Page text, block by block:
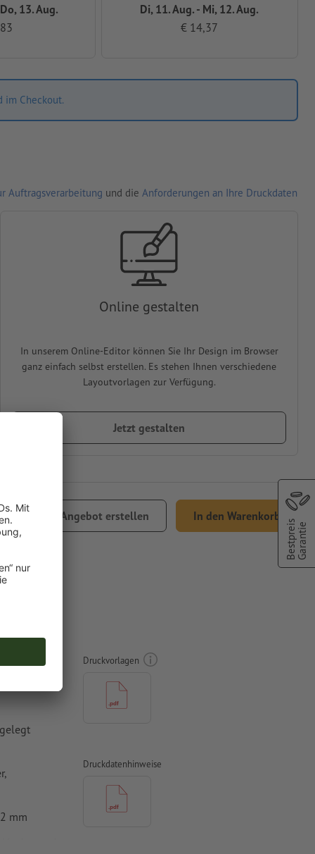
13. Aug.
Di, 11. Aug. - Mi, 12. Aug.
€ 14,37
im Checkout.
Auftragsverarbeitung und die Anforderungen an Ihre Druckdaten
Online gestalten
In unserem Online-Editor können Sie Ihr Design im Browser
ganz einfach selbst erstellen. Es stehen Ihnen verschiedene
Layoutvorlagen zur Verfügung.
Jetzt gestalten
Angebot erstellen In den Warenkorb
mm
Druckvorlagen
Druckdatenhinweise
BestpreisGarantie